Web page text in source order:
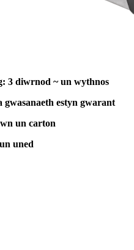
3 diwrnod ~ un wythnos
estyn gwarant
un carton
uned